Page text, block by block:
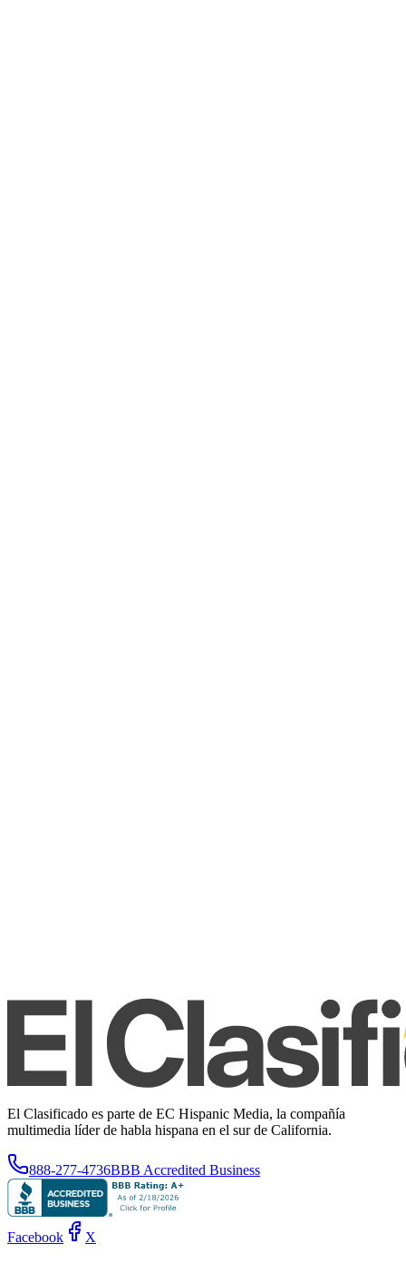
El Clasificado es parte de EC Hispanic Media, la compañía
multimedia líder de habla hispana en el sur de California.
888-277-4736BBB Accredited Business
Facebook X